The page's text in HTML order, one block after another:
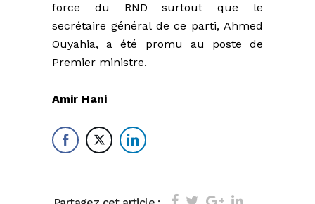
force du RND surtout que le
secrétaire général de ce parti, Ahmed
Ouyahia, a été promu au poste de
Premier ministre.
Amir Hani